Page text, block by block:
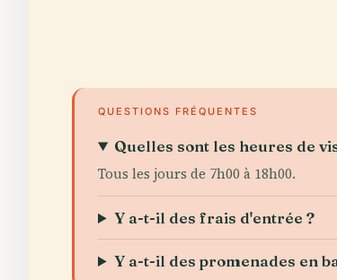
QUESTIONS FRÉQUENTES
Quelles sont les heures de
Tous les jours de 7h00 à 18h00.
Y a-t-il des frais d'entrée ?
Y a-t-il des promenades en